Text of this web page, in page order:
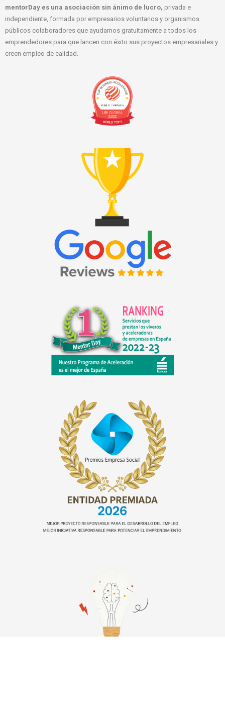
mentorDay es una asociación sin ánimo de lucro, privada e
independiente, formada por empresarios voluntarios y organismos
públicos colaboradores que ayudamos gratuitamente a todos los
emprendedores para que lancen con éxito sus proyectos empresariales y
creen empleo de calidad.